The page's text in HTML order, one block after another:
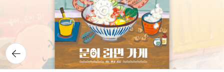
정사 Q의 사건수첩> 7권도 나와있다. 요새 이런 가벼운 시리즈들이
많이 번역되고 있는데 라이트 노벨과는 또 다른 조류라 눈여겨 봐야
이다. 6년만의 신작인데, 2322년 미래를 무대로 상상하는 행위 자체
가 범법 요소가 되는 어느 한 세계를 조명하는 소설이다. <끝의 시작
다. 그리스에도 '관상'을 볼 줄 아는 사람이 있었는지 신기하다. 동양
에서만 보는 것이 '관상'인줄 알았기 때문. <헤겔 미학 개요>는 '미학
강의'의 서론 주해서다. 학술서의 느낌이 물씬. <철학, 문화
를 읽다>는 2009년에 초판이 나온지 5년 만에 개정증보판이 이번
에 출간됐다. 주제의 가감을 통해 5년이 지난 시대에 맞게 새롭게 고
뒤로가
기